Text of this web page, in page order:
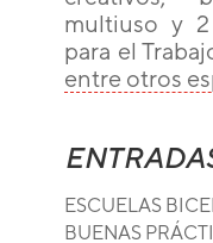
multiuso y
para el
entre otros
ESCUELAS
BUENAS